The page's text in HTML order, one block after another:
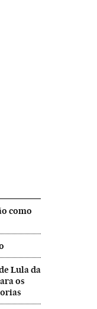
como
Lula da
os